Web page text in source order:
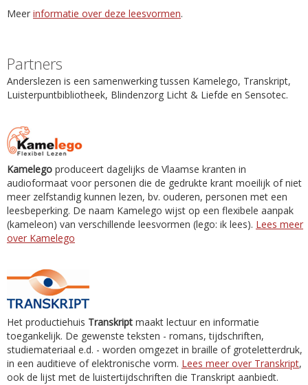
Meer informatie over deze leesvormen.
Partners
Anderslezen is een samenwerking tussen Kamelego, Transkript,
Luisterpuntbibliotheek, Blindenzorg Licht & Liefde en Sensotec.
Kamelego produceert dagelijks de Vlaamse kranten in
audioformaat voor personen die de gedrukte krant moeilijk of niet
meer zelfstandig kunnen lezen, bv. ouderen, personen met een
leesbeperking. De naam Kamelego wijst op een flexibele aanpak
(kameleon) van verschillende leesvormen (lego: ik lees). Lees meer
over Kamelego
Het productiehuis Transkript maakt lectuur en informatie
toegankelijk. De gewenste teksten - romans, tijdschriften,
studiemateriaal e.d. - worden omgezet in braille of groteletterdruk,
in een auditieve of elektronische vorm. Lees meer over Transkript,
ook de lijst met de luistertijdschriften die Transkript aanbiedt.